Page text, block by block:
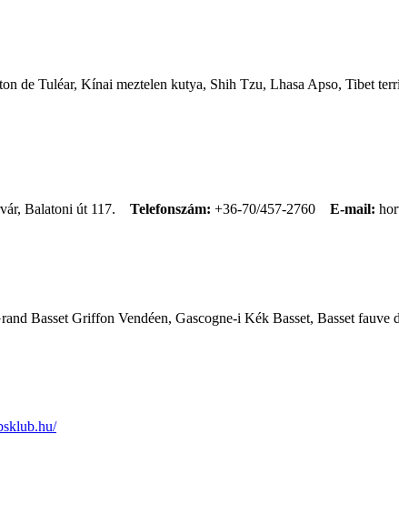
de Tuléar, Kínai meztelen kutya, Shih Tzu, Lhasa Apso, Tibet
Balatoni út 117. Telefonszám: +36-70/457-2760 E-mail:
Basset Griffon Vendéen, Gascogne-i Kék Basset, Basset fauve